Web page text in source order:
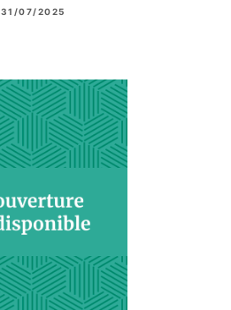
31/07/2025